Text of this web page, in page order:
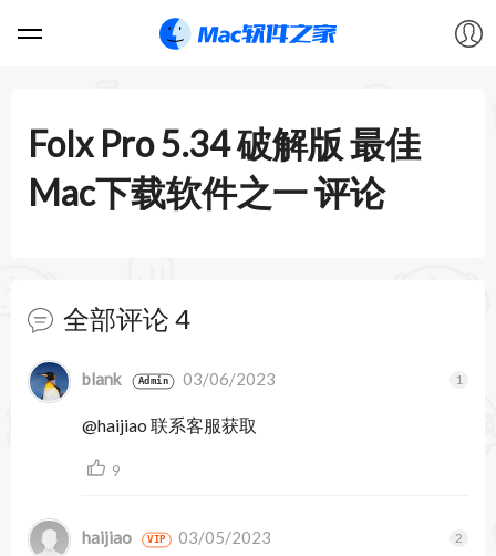
VIP
上传
Folx Pro 5.34 破解版 最佳
Mac下载软件之一评论
全部评论 4
暂无跟帖
blank Admin 03/06/2023
@haijiao 联系客服获取
9
haijiao VIP 03/05/2023